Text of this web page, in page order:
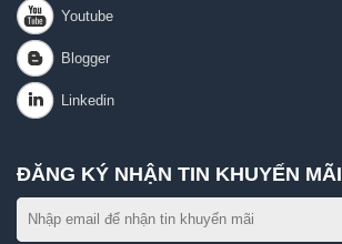
ĐĂNG KÝ NHẬN TIN KHUYẾN MÃI